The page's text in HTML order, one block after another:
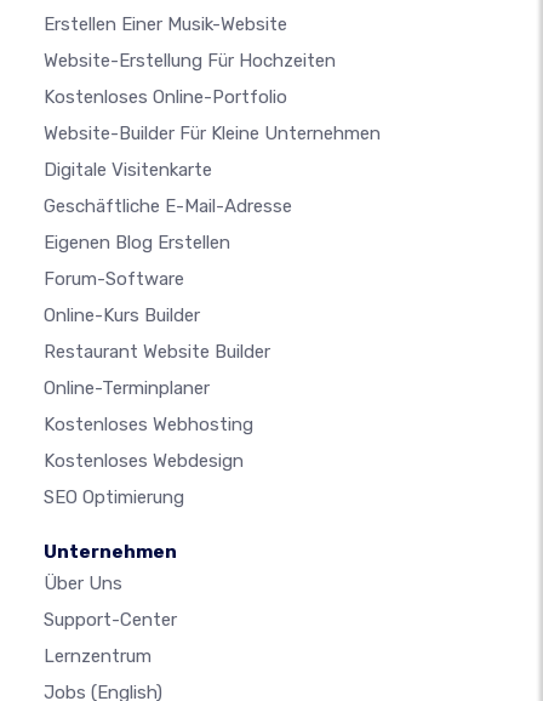
Erstellen Einer Musik-Website
Website-Erstellung Für Hochzeiten
Kostenloses Online-Portfolio
Website-Builder Für Kleine Unternehmen
Digitale Visitenkarte
Geschäftliche E-Mail-Adresse
Eigenen Blog Erstellen
Forum-Software
Online-Kurs Builder
Restaurant Website Builder
Online-Terminplaner
Kostenloses Webhosting
Kostenloses Webdesign
SEO Optimierung
Unternehmen
Über Uns
Support-Center
Lernzentrum
Jobs (English)